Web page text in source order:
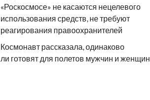
«Роскосмосе» не касаются нецелевого
использования средств, не требуют
реагирования правоохранителей
Космонавт рассказала, одинаково
ли готовят для полетов мужчин и женщин